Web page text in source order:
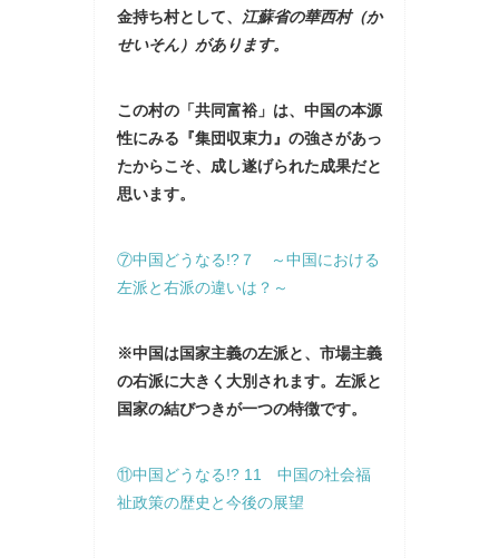
金持ち村として、 江蘇省の華西村（か
せいそん）があります。
この村の「共同富裕」は、中国の本源
性にみる『集団収束力』の強さがあっ
たからこそ、成し遂げられた成果だと
思います。
⑦中国どうなる!?７ ～中国における
左派と右派の違いは？～
※中国は国家主義の左派と、市場主義
の右派に大きく大別されます。左派と
国家の結びつきが一つの特徴です。
⑪中国どうなる!? 11 中国の社会福
祉政策の歴史と今後の展望